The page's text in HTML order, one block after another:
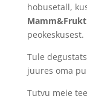
hobusetall,
Mamm&Frukt
peokeskusest.
Tule
juures oma
Tutvu meie